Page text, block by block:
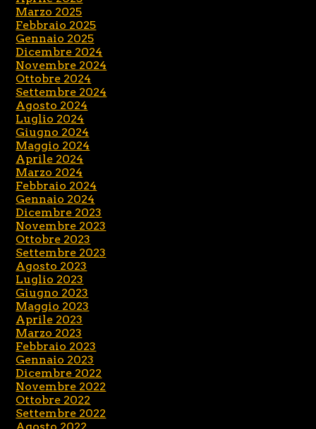
Marzo 2025
Febbraio 2025
Gennaio 2025
Dicembre 2024
Novembre 2024
Ottobre 2024
Settembre 2024
Agosto 2024
Luglio 2024
Giugno 2024
Maggio 2024
Aprile 2024
Marzo 2024
Febbraio 2024
Gennaio 2024
Dicembre 2023
Novembre 2023
Ottobre 2023
Settembre 2023
Agosto 2023
Luglio 2023
Giugno 2023
Maggio 2023
Aprile 2023
Marzo 2023
Febbraio 2023
Gennaio 2023
Dicembre 2022
Novembre 2022
Ottobre 2022
Settembre 2022